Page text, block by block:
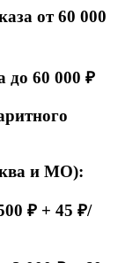
от 60 000
до 60 000 ₽
и МО):
₽ + 45 ₽/